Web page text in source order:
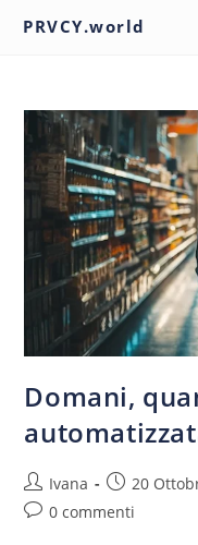
PRVCY.world
Domani,
Ivana 20
0 commenti